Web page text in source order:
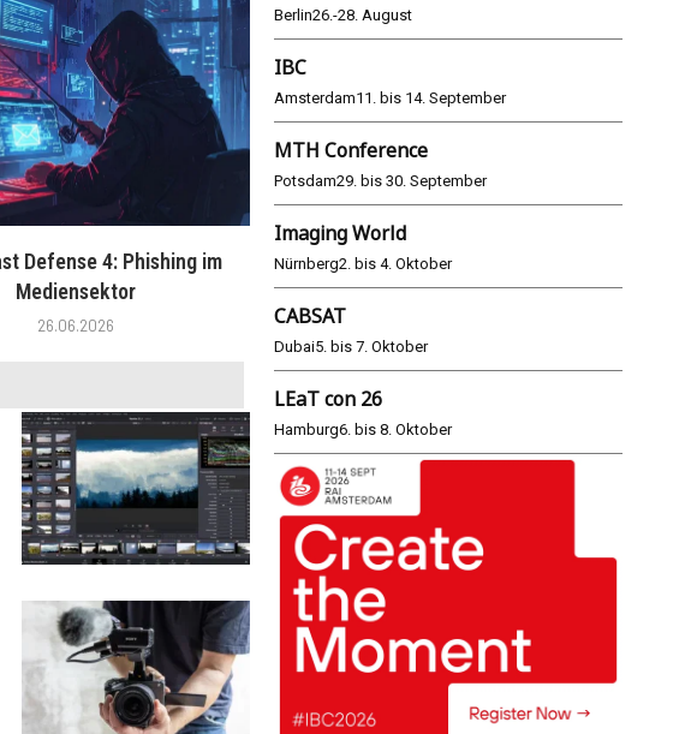
Defense 4: Phishing im
Mediensektor
26.06.2026
WM 2026: ARD und ZDF im Remote-
Modus
Berlin26.-28. August
IBC
Amsterdam11. bis 14. September
MTH Conference
Potsdam29. bis 30. September
Imaging World
Nürnberg2. bis 4. Oktober
CABSAT
Dubai5. bis 7. Oktober
LEaT con 26
Hamburg6. bis 8. Oktober